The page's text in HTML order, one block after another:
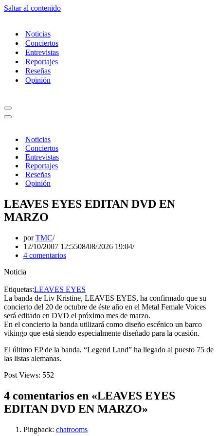
Saltar al contenido
Noticias
Conciertos
Entrevistas
Reportajes
Reseñas
Opinión
Menú
de
Menú
Noticias
Conciertos
Entrevistas
Reportajes
Reseñas
Opinión
LEAVES EYES EDITAN DVD EN
MARZO
porTMC
12/10/2007 12:5508/08/2026 19:04
4 comentarios
Noticia
Etiquetas:LEAVES EYES
La banda de Liv Kristine, LEAVES EYES, ha confirmado que su
concierto del 20 de octubre de éste año en el Metal Female Voices
será editado en DVD el próximo mes de marzo.
En el concierto la banda utilizará como diseño escénico un barco
vikingo que está siendo especialmente diseñado para la ocasión.
El último EP de la banda, “Legend Land” ha llegado al puesto 75 de
las listas alemanas.
Post Views: 552
4 comentarios en «LEAVES EYES
EDITAN DVD EN MARZO»
Pingback: chatrooms